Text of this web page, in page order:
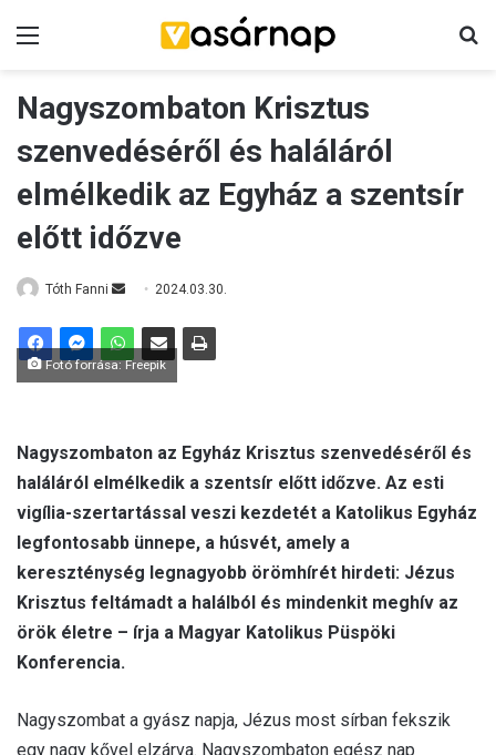
Nagyszombaton Krisztus
szenvedéséről és haláláról
elmélkedik az Egyház a szentsír
előtt időzve
Tóth Fanni
d
e
m
2024.03.30.
Fotó forrása: Freepik
Nagyszombaton az Egyház Krisztus szenvedéséről és
haláláról elmélkedik a szentsír előtt időzve. Az esti
vigília-szertartással veszi kezdetét a Katolikus Egyház
legfontosabb ünnepe, a húsvét, amely a
kereszténység legnagyobb örömhírét hirdeti: Jézus
Krisztus feltámadt a halálból és mindenkit meghív az
örök életre – írja a Magyar Katolikus Püspöki
Konferencia.
Nagyszombat a gyász napja, Jézus most sírban fekszik
egy nagy kővel elzárva. Nagyszombaton egész nap